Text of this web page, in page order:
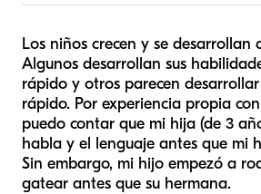
Los niños crecen y se desarrollan
Algunos desarrollan sus
rápido y otros parecen
rápido. Por experiencia propia
puedo contar que mi hija (de 3
habla y el lenguaje antes que mi
Sin embargo, mi hijo empezó a
gatear antes que su hermana.